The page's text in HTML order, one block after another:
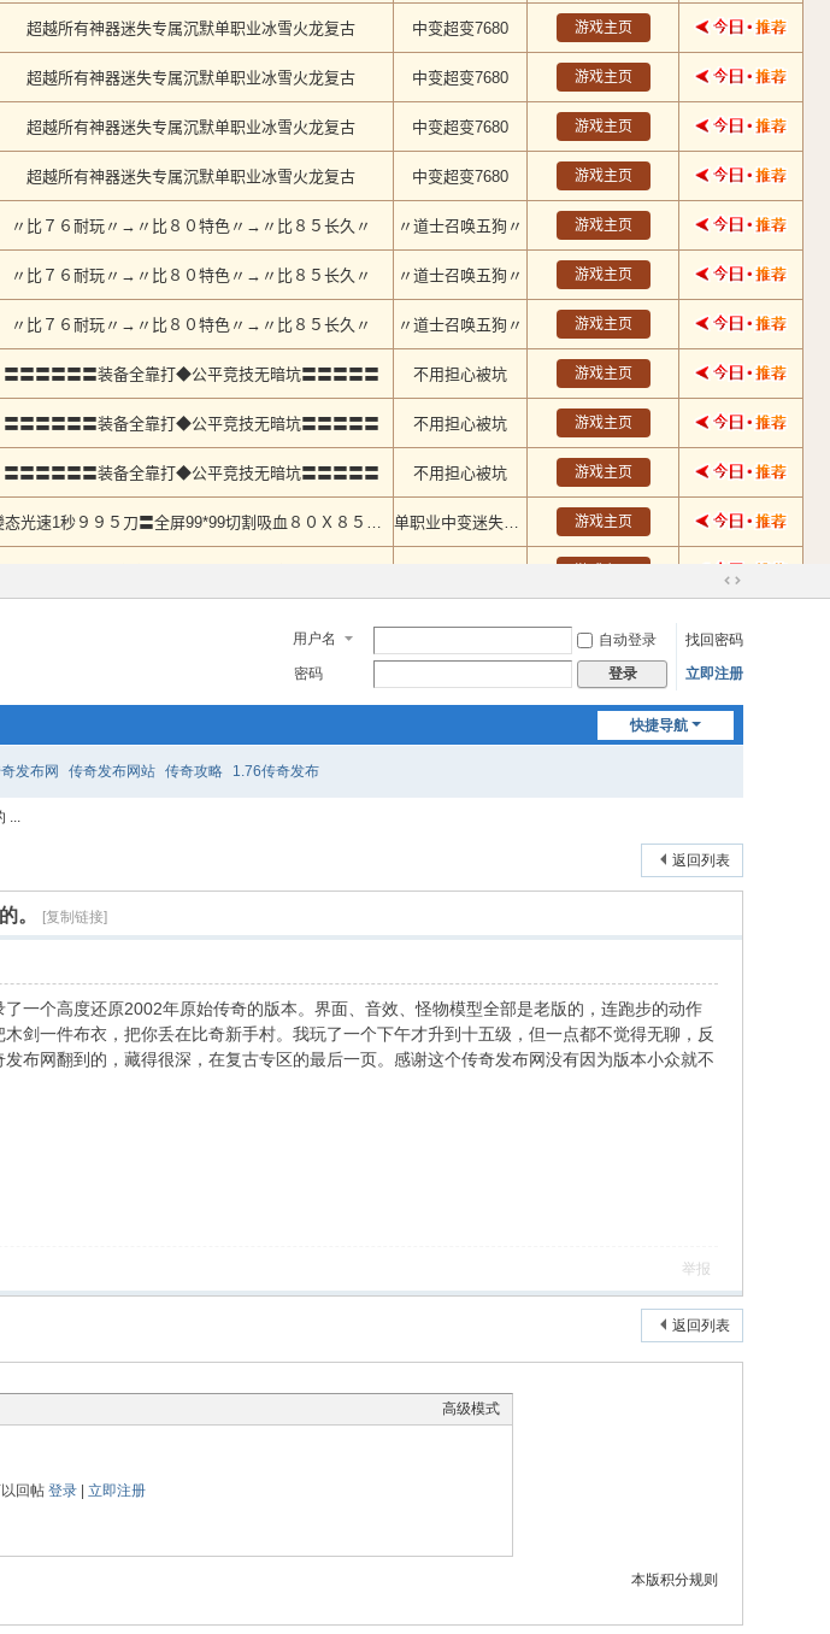
切
到
宽
用户名 自动登录
找回密码
密码
登录 立即注册
快捷导航
发布网 传奇发布网站 传奇攻略 1.76传奇发布
...
返回列表
。 [复制链接]
一个高度还原2002年原始传奇的版本。界面、音效、怪物模型全部是老版的，连跑步的动作
剑一件布衣，把你丢在比奇新手村。我玩了一个下午才升到十五级，但一点都不觉得无聊，反
布网翻到的，藏得很深，在复古专区的最后一页。感谢这个传奇发布网没有因为版本小众就不
举报
返回列表
高级模式
回帖 登录| 立即注册
本版积分规则